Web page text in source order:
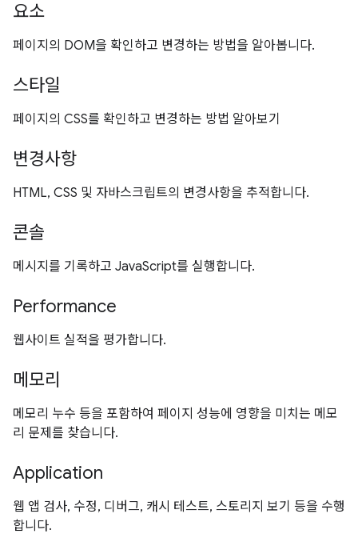
요소
페이지의 DOM을 확인하고 변경하는 방법을 알아봅니다.
스타일
페이지의 CSS를 확인하고 변경하는 방법 알아보기
변경사항
HTML, CSS 및 자바스크립트의 변경사항을 추적합니다.
콘솔
메시지를 기록하고 JavaScript를 실행합니다.
Performance
웹사이트 실적을 평가합니다.
메모리
메모리 누수 등을 포함하여 페이지 성능에 영향을 미치는 메모
리 문제를 찾습니다.
Application
웹 앱 검사, 수정, 디버그, 캐시 테스트, 스토리지 보기 등을 수행
합니다.